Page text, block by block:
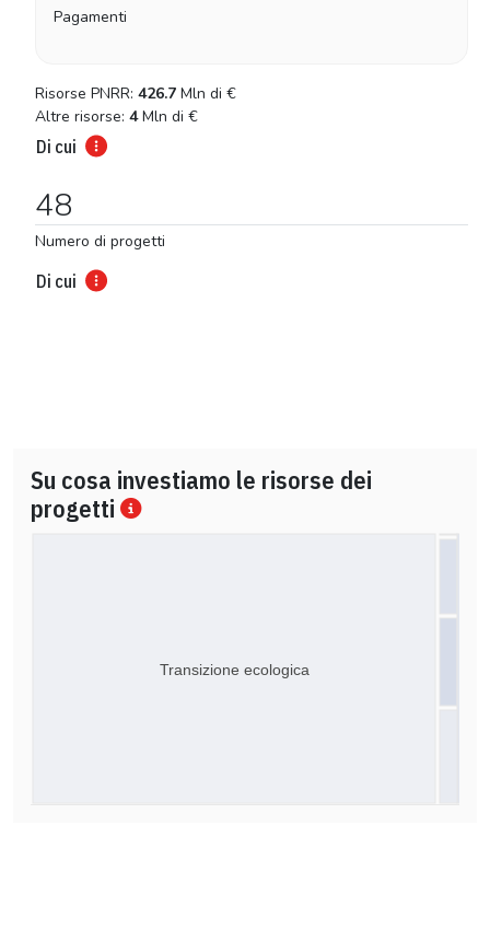
Pagamenti
Risorse PNRR: 426.7 Mln di €
Altre risorse: 4 Mln di €
Di cui
48
Numero di progetti
Di cui
Su cosa investiamo le risorse dei
progetti
Transizione ecologica